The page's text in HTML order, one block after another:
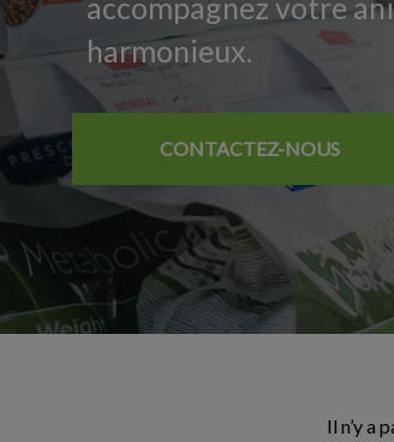
accompagnez votre
harmonieux.
CONTACTEZ-NOUS
Il n’y a